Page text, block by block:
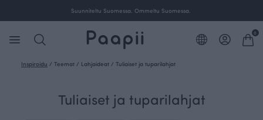
Ilmainen toimitus yli 100 € tilauksille Suomessa.
0
Inspiroidu / Teemat / Lahjaideat / Tuliaiset ja tuparilahjat
Tuliaiset ja tuparilahjat